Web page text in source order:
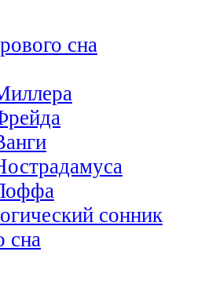
сна
сонник
сна